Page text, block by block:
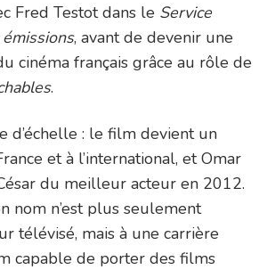
Fred Testot dans le Service
, avant de devenir une
cinéma français grâce au rôle de
.
d’échelle : le film devient un
et à l’international, et Omar
du meilleur acteur en 2012.
nom n’est plus seulement
télévisé, mais à une carrière
capable de porter des films